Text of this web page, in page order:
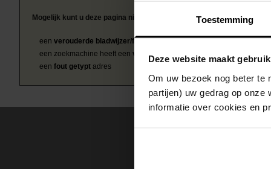
Toestemming
Deze website maakt
Om uw bezoek nog beter te
partijen) uw gedrag op
informatie over cookies en
Mogelijk kunt u deze pagina niet bezoeken door:
een verouderde bladwijzer/favoriet
een zoekmachine heeft een verouderde lijst van de website
een fout getypt adres